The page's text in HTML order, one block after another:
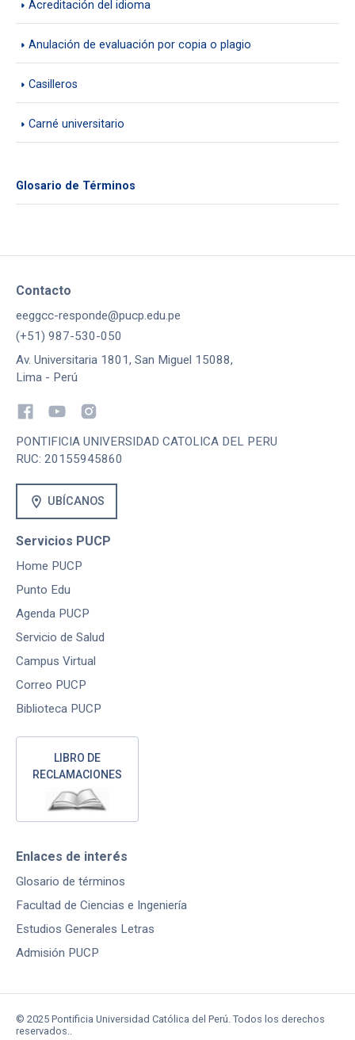
Acreditación del idioma
Anulación de evaluación por copia o plagio
Casilleros
Carné universitario
Glosario de Términos
Contacto
eeggcc-responde@pucp.edu.pe
(+51) 987-530-050
Av. Universitaria 1801, San Miguel 15088,
Lima - Perú
PONTIFICIA UNIVERSIDAD CATOLICA DEL PERU
RUC: 20155945860
location_on UBÍCANOS
Servicios PUCP
Home PUCP
Punto Edu
Agenda PUCP
Servicio de Salud
Campus Virtual
Correo PUCP
Biblioteca PUCP
LIBRO DE
RECLAMACIONES
Enlaces de interés
Glosario de términos
Facultad de Ciencias e Ingeniería
Estudios Generales Letras
Admisión PUCP
© 2025 Pontificia Universidad Católica del Perú. Todos los derechos
reservados..